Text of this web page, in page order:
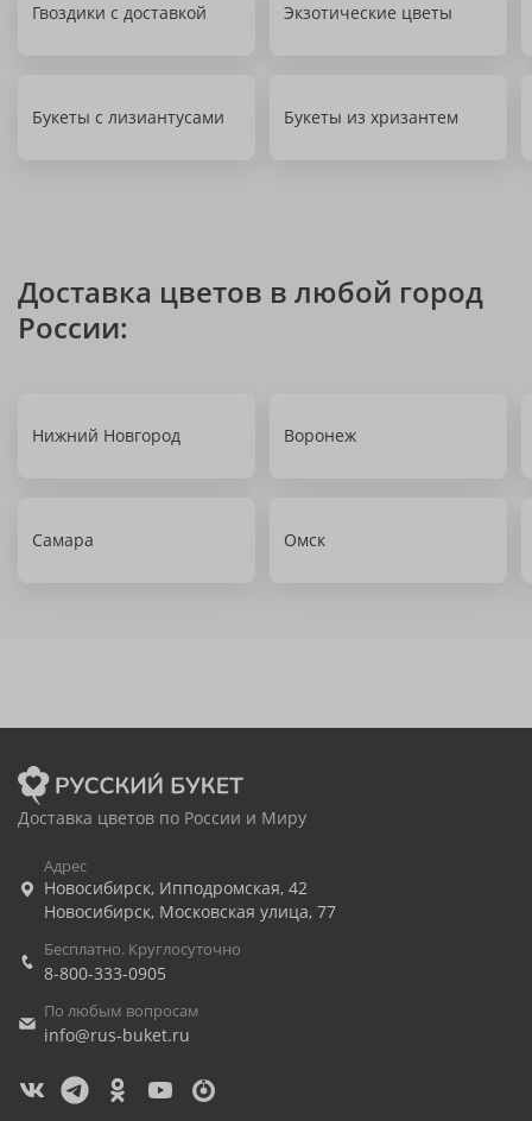
Гвоздики с доставкой Экзотические цветы
Букеты с лизиантусами Букеты из хризантем
Доставка цветов в любой город
России:
Нижний Новгород Воронеж
Самара Омск
Доставка цветов по России и Миру
Адрес
Новосибирск, Ипподромская, 42
Новосибирск, Московская улица, 77
Бесплатно. Круглосуточно
8-800-333-0905
По любым вопросам
info@rus-buket.ru